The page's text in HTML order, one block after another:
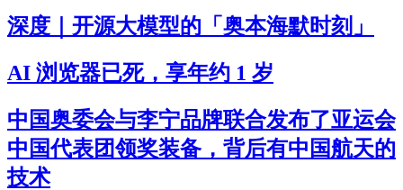
深度｜开源大模型的「奥本海默时刻」
AI 浏览器已死，享年约 1 岁
中国奥委会与李宁品牌联合发布了亚运会
中国代表团领奖装备，背后有中国航天的
技术